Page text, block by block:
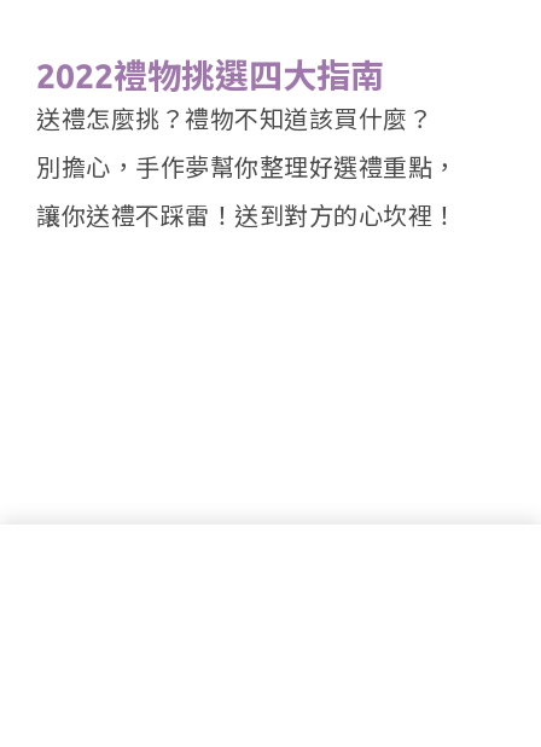
2022禮物挑選四大指南
送禮怎麼挑？禮物不知道該買什麼？
別擔心，手作夢幫你整理好選禮重點，
讓你送禮不踩雷！送到對方的心坎裡！